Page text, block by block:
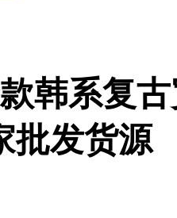
韩系复
批发货源